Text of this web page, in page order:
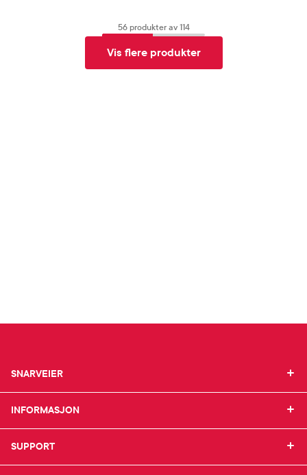
56 produkter av 114
Vis flere produkter
SNARVEIER
SNARVEIER
Mine favoritter
Mine resepter
Resepthistorikk
INFORMASJON
INFORMASJON
Jobb hos oss
SUPPORT
SUPPORT